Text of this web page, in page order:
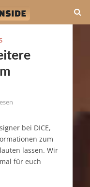
bei DICE,
zum
lassen. Wir
für euch